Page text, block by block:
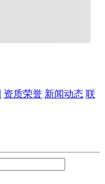
资质荣誉 新闻动态 联